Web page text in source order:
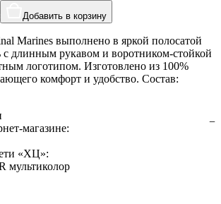
Добавить в корзину
Marines выполнено в яркой полосатой
с длинным рукавом и воротником-стойкой
логотипом. Изготовлено из 100%
комфорт и удобство. Состав:
магазине:
«ХЦ»:
мультиколор